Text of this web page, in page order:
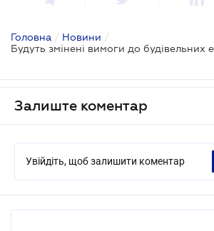
Головна / Новини /
Залиште коментар
Увійдіть, щоб залишити коментар